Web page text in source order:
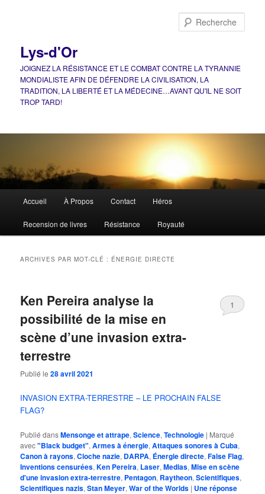
Lys-d'Or
JOIGNEZ LA RÉSISTANCE ET LE COMBAT CONTRE LA TYRANNIE
MONDIALISTE AFIN DE DÉFENDRE LA CIVILISATION, LA
TRADITION, LA LIBERTÉ ET LA MÉDECINE…AVANT QU'IL NE SOIT
TROP TARD!
principal
Accueil À Propos Contact Héros
Recension de livres Résistance Royauté
ARCHIVES PAR MOT-CLÉ : ÉNERGIE DIRECTE
Ken Pereira analyse la
possibilité de la mise en
scène d’une invasion extra-
terrestre
Publié le28 avril 2021
1
INVASION EXTRA-TERRESTRE – LE PROCHAIN FALSE
FLAG?
Publié dansMensonge et attrape,Science,Technologie | Marqué
avec"Black budget",Armes à énergie,Attaques sonores à Cuba,
Canon à rayons,Cloche nazie, DARPA, Énergie directe,False Flag,
Inventions censurées,Ken Pereira, Laser,Medias,Mise en scène
d'une invasion extra-terrestre, Pentagon, Raytheon,Scientifiques,
Scientifiques nazis,Stan Meyer,War of the Worlds | Uneréponse